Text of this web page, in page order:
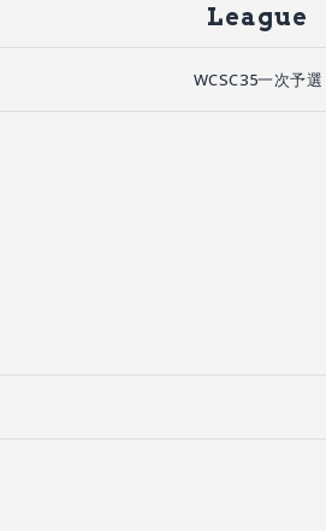
League
WCSC35一次予選